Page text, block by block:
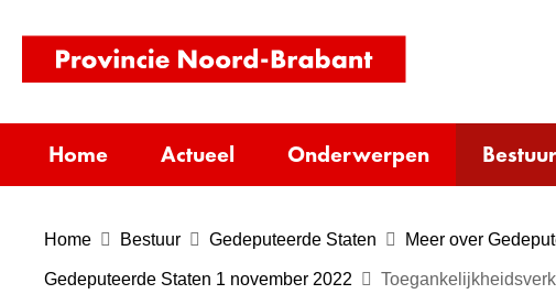
homepage)
Home Actueel Onderwerpen Bestuur
Home Bestuur Gedeputeerde Staten Meer over
Gedeputeerde Staten 1 november 2022